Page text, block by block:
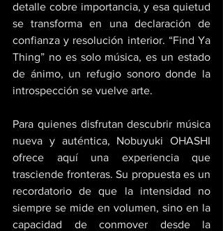
detalle cobre importancia, y esa quietud
se transforma en una declaración de
confianza y resolución interior. “Find Ya
Thing” no es solo música, es un estado
de ánimo, un refugio sonoro donde la
introspección se vuelve arte.
Para quienes disfrutan descubrir música
nueva y auténtica, Nobuyuki OHASHI
ofrece aquí una experiencia que
trasciende fronteras. Su propuesta es un
recordatorio de que la intensidad no
siempre se mide en volumen, sino en la
capacidad de conmover desde la